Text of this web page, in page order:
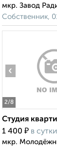
мкр. Завод
Собственник,
2/8
‹
Студия
1 400 ₽ в сутки
мкр.